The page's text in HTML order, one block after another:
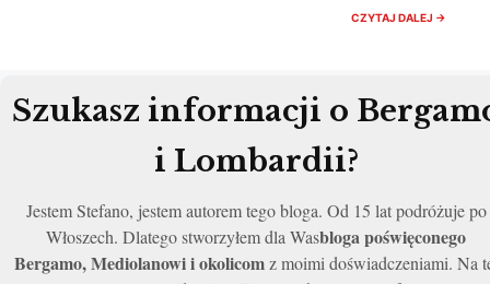
CZYTAJ DALEJ →
Szukasz informacji o
i Lombardii?
Jestem Stefano, jestem autorem tego bloga. Od 15 lat podróżuje po
Włoszech. Dlatego stworzyłem dla Wasbloga poświęconego
Bergamo, Mediolanowi i okolicomz moimi doświadczeniami. Na